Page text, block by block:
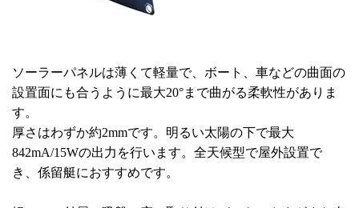
ソーラーパネルは薄くて軽量で、ボート、車などの曲面の
設置面にも合うように最大20°まで曲がる柔軟性がありま
す。
厚さはわずか約2mmです。明るい太陽の下で最大
842mA/15Wの出力を行います。全天候型で屋外設置で
き、係留艇におすすめです。